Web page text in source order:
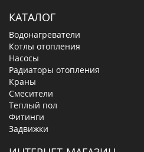
КАТАЛОГ
Водонагреватели
Котлы отопления
Насосы
Радиаторы отопления
Краны
Смесители
Теплый пол
Фитинги
Задвижки